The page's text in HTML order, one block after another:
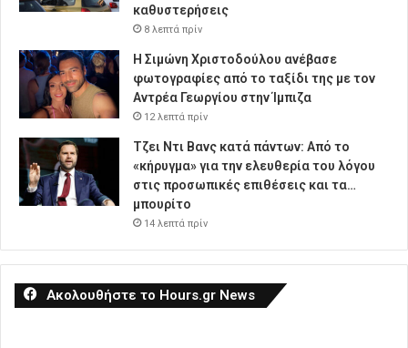
καθυστερήσεις
8 λεπτά πρίν
Η Σιμώνη Χριστοδούλου ανέβασε
φωτογραφίες από το ταξίδι της με τον
Αντρέα Γεωργίου στην Ίμπιζα
12 λεπτά πρίν
Τζει Ντι Βανς κατά πάντων: Από το
«κήρυγμα» για την ελευθερία του λόγου
στις προσωπικές επιθέσεις και τα…
μπουρίτο
14 λεπτά πρίν
Ακολουθήστε το Hours.gr News